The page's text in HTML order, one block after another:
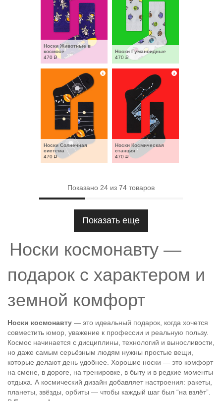
Носки Животные в
космосе
470 Р
Носки Гуманоидные
470 Р
Носки Солнечная
система
470 Р
Носки Космическая
станция
470 Р
Показано 24 из 74 товаров
Показать еще
Носки космонавту —
подарок с характером и
земной комфорт
Носки космонавту — это идеальный подарок, когда хочется
совместить юмор, уважение к профессии и реальную пользу.
Космос начинается с дисциплины, технологий и выносливости,
но даже самым серьёзным людям нужны простые вещи,
которые делают день удобнее. Хорошие носки — это комфорт
на смене, в дороге, на тренировке, в быту и в редкие моменты
отдыха. А космический дизайн добавляет настроения: ракеты,
планеты, звёзды, орбиты — чтобы каждый шаг был “на взлёт”.